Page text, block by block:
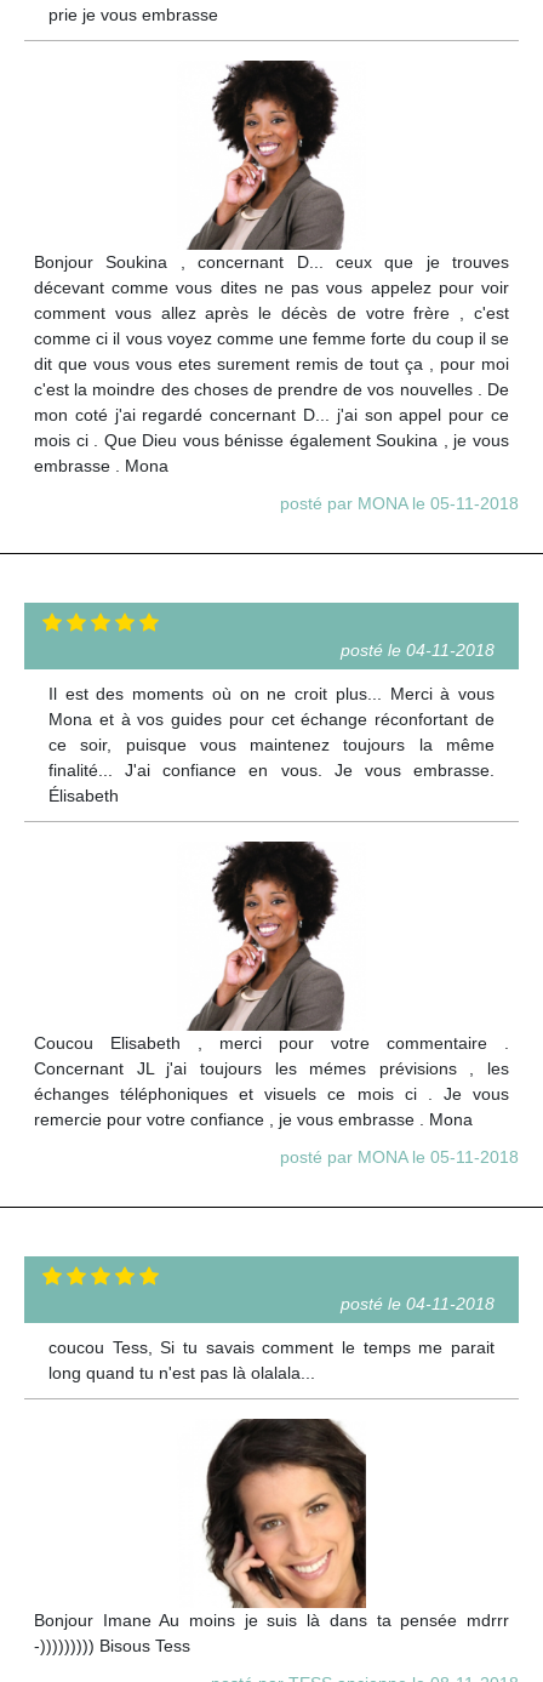
prie je vous embrasse
Bonjour Soukina , concernant D... ceux que je trouves
décevant comme vous dites ne pas vous appelez pour voir
comment vous allez après le décès de votre frère , c'est
comme ci il vous voyez comme une femme forte du coup il se
dit que vous vous etes surement remis de tout ça , pour moi
c'est la moindre des choses de prendre de vos nouvelles . De
mon coté j'ai regardé concernant D... j'ai son appel pour ce
mois ci . Que Dieu vous bénisse également Soukina , je vous
embrasse . Mona
posté par MONA le 05-11-2018
posté le 04-11-2018
Il est des moments où on ne croit plus... Merci à vous
Mona et à vos guides pour cet échange réconfortant de
ce soir, puisque vous maintenez toujours la même
finalité... J'ai confiance en vous. Je vous embrasse.
Élisabeth
Coucou Elisabeth , merci pour votre commentaire .
Concernant JL j'ai toujours les mémes prévisions , les
échanges téléphoniques et visuels ce mois ci . Je vous
remercie pour votre confiance , je vous embrasse . Mona
posté par MONA le 05-11-2018
posté le 04-11-2018
coucou Tess, Si tu savais comment le temps me parait
long quand tu n'est pas là olalala...
Bonjour Imane Au moins je suis là dans ta pensée mdrrr
-))))))))) Bisous Tess